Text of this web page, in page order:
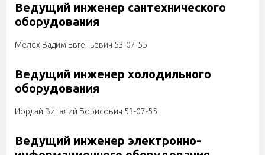
Ведущий инженер сантехнического
оборудования
Мелех Вадим Евгеньевич 53-07-55
Ведущий инженер холодильного
оборудования
Иордай Виталий Борисович 53-07-55
Ведущий инженер электронно-